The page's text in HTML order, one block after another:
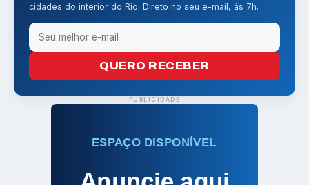
cidades do interior do Rio. Direto no seu e-mail, às 7h.
QUERO RECEBER
PUBLICIDADE